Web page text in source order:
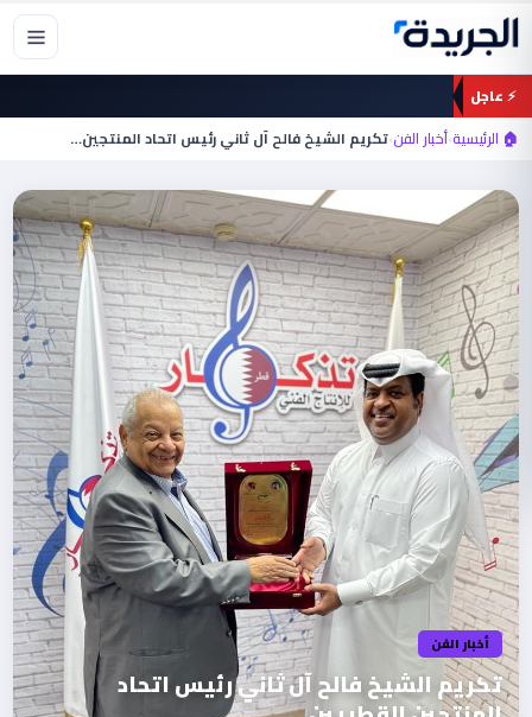
تخطي
المحتوى
⚡ عاجل
🏠 الرئيسية›أخبار الفن›تكريم الشيخ فالح آل ثاني رئيس اتحاد المنتجين…
أخبار الفن
تكريم الشيخ فالح آل ثاني رئيس اتحاد